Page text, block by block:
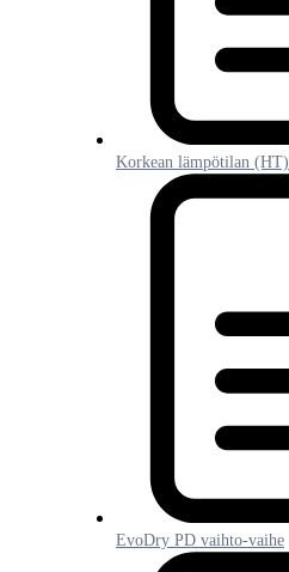
Korkean lämpötilan (HT)
EvoDry PD vaihto-vaihe